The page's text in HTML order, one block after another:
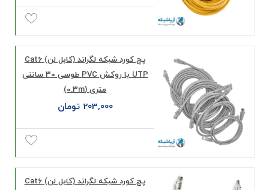
پچ کورد شبکه لگراند (کابل لن) Cat6
UTP با روکش PVC طوسی 30 سانتی
متری (0.3m)
203,000 تومان
پچ کورد شبکه لگراند (کابل لن) Cat6